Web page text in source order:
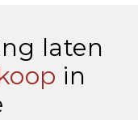
laten
in